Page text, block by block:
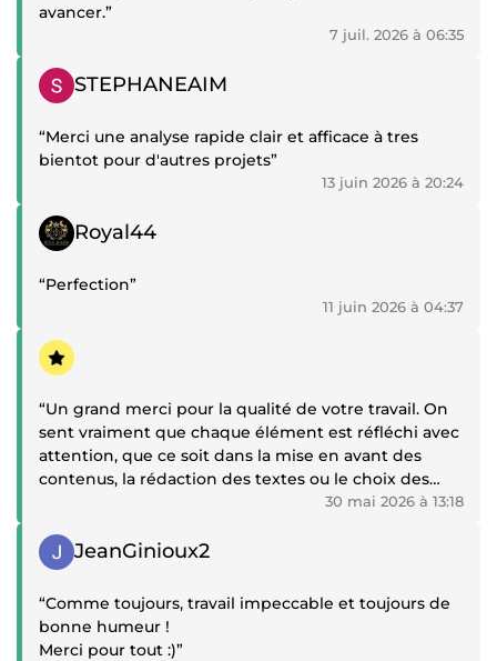
avancer.”
7 juil. 2026 à 06:35
Témoignage positif
STEPHANEAIM
“Merci une analyse rapide clair et afficace à tres
bientot pour d'autres projets”
13 juin 2026 à 20:24
Témoignage positif
Royal44
“Perfection”
11 juin 2026 à 04:37
Témoignage positif
“Un grand merci pour la qualité de votre travail. On
sent vraiment que chaque élément est réfléchi avec
attention, que ce soit dans la mise en avant des
contenus, la rédaction des textes ou le choix des
musiques. Tout est cohérent, soigné et correspond
mon compte. Merci encore pour votre implication et
votre sens du détail.”
30 mai 2026 à 13:18
Témoignage positif
JeanGinioux2
“Comme toujours, travail impeccable et toujours de
bonne humeur !
Merci pour tout :)”